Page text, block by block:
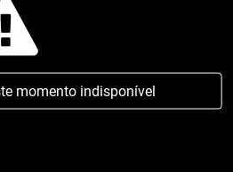
momento indisponível